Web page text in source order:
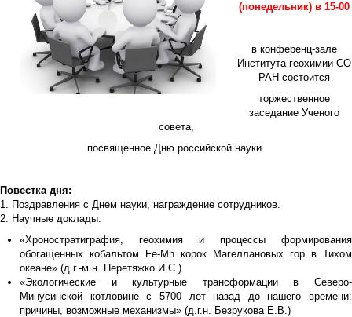
(понедельник) в 15-00
в конференц-зале
Института геохимии СО
РАН состоится
торжественное
заседание Ученого
совета,
посвященное Дню российской науки.
Повестка дня:
1. Поздравления с Днем науки, награждение сотрудников.
2. Научные доклады:
«Хроностратиграфия, геохимия и процессы формирования
обогащенных кобальтом Fe-Mn корок Магеллановых гор в Тихом
океане» (д.г.-м.н. Перетяжко И.С.)
«Экологические и культурные трансформации в Северо-
Минусинской котловине с 5700 лет назад до нашего времени:
причины, возможные механизмы» (д.г.н. Безрукова Е.В.)